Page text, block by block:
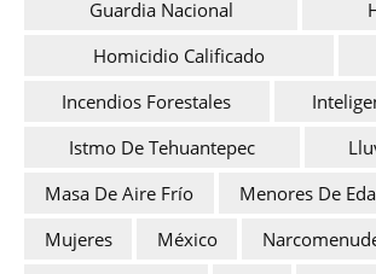
Guardia Nacional
Homicidio Calificado
Incendios Forestales
Istmo De Tehuantepec
Masa De Aire Frío
Menores De
Mujeres
México